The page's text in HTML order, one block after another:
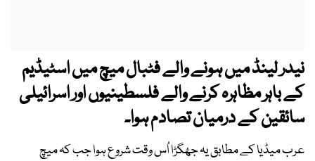
نیدر لینڈ میں ہونے والے فٹبال میچ میں اسٹیڈیم
کے باہر مظاہرہ کرنے والے فلسطینیوں اور اسرائیلی
سائقین کے درمیان تصادم ہوا۔
عرب میڈیا کے مطابق یہ جھگڑا اُس وقت شروع ہوا جب کہ میچ